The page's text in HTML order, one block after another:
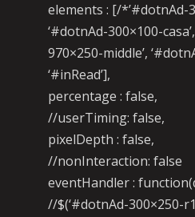
elements : [/*’#dotnAd-
‘#dotnAd-300×100-
970×250-middle’,
‘#inRead’],
percentage : false,
//userTiming: false,
pixelDepth : false,
//nonInteraction: false
eventHandler :
//$(‘#dotnAd-300×250-